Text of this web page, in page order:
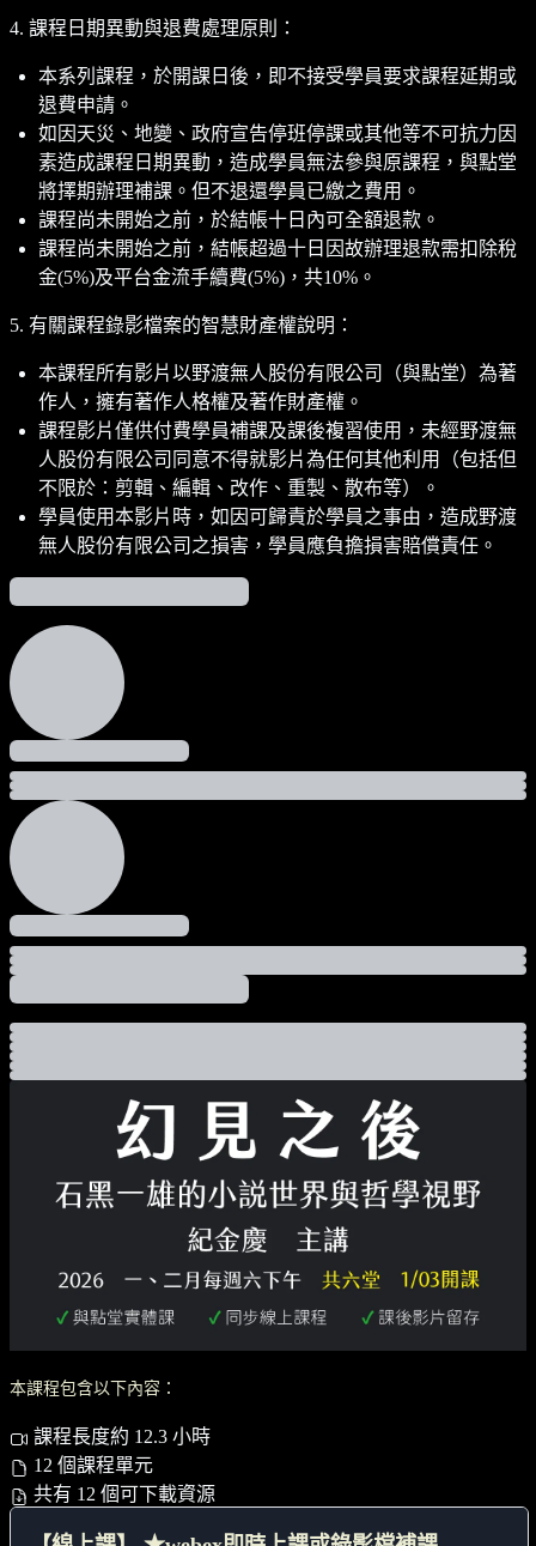
4. 課程日期異動與退費處理原則：
本系列課程，於開課日後，即不接受學員要求課程延期或
退費申請。
如因天災、地變、政府宣告停班停課或其他等不可抗力因
素造成課程日期異動，造成學員無法參與原課程，與點堂
將擇期辦理補課。但不退還學員已繳之費用。
課程尚未開始之前，於結帳十日內可全額退款。
課程尚未開始之前，結帳超過十日因故辦理退款需扣除稅
金(5%)及平台金流手續費(5%)，共10%。
5. 有關課程錄影檔案的智慧財產權說明：
本課程所有影片以野渡無人股份有限公司（與點堂）為著
作人，擁有著作人格權及著作財產權。
課程影片僅供付費學員補課及課後複習使用，未經野渡無
人股份有限公司同意不得就影片為任何其他利用（包括但
不限於：剪輯、編輯、改作、重製、散布等）。
學員使用本影片時，如因可歸責於學員之事由，造成野渡
無人股份有限公司之損害，學員應負擔損害賠償責任。
本課程包含以下內容：
課程長度約 12.3 小時
12 個課程單元
共有 12 個可下載資源